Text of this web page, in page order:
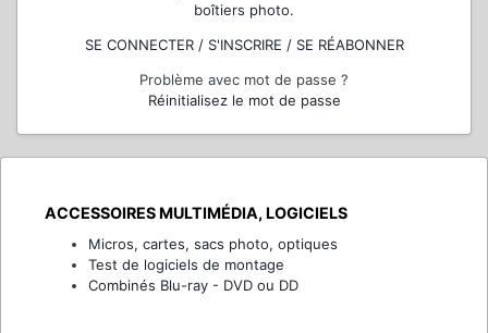
boîtiers photo.
SE CONNECTER / S'INSCRIRE / SE RÉABONNER
Problème avec mot de passe ?
Réinitialisez le mot de passe
ACCESSOIRES MULTIMÉDIA, LOGICIELS
Micros, cartes, sacs photo, optiques
Test de logiciels de montage
Combinés Blu-ray - DVD ou DD